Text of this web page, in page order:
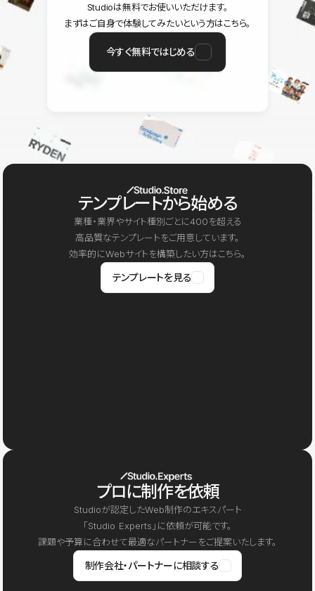
Studioは無料でお使いいただけます。
まずはご自身で体験してみたいという方はこちら。
今すぐ無料ではじめる
テンプレートから始める
業種・業界やサイト種別ごとに400を超える
高品質なテンプレートをご用意しています。
効率的にWebサイトを構築したい方はこちら。
テンプレートを見る
プロに制作を依頼
Studioが認定したWeb制作のエキスパート
「Studio Experts」に依頼が可能です。
課題や予算に合わせて最適なパートナーをご提案いたします。
制作会社・パートナーに相談する